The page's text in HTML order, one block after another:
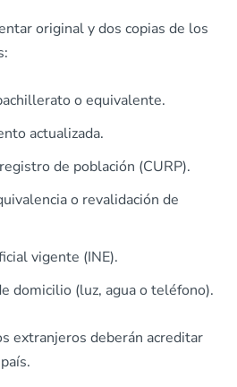
original y dos copias de los
o equivalente.
actualizada.
de población (CURP).
o revalidación de
vigente (INE).
domicilio (luz, agua o teléfono).
extranjeros deberán acreditar